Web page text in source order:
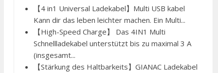
【4 in1 Universal Ladekabel】Multi USB kabel
Kann dir das leben leichter machen. Ein Multi...
【High-Speed Charge】 Das 4IN1 Multi
Schnellladekabel unterstützt bis zu maximal 3 A
(insgesamt...
【Stärkung des Haltbarkeits】GIANAC Ladekabel